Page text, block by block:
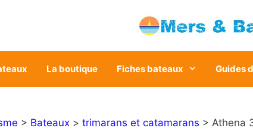
La boutique Fiches bateaux Guides
> Bateaux > trimarans et catamarans > Athena